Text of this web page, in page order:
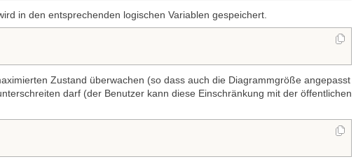
in den entsprechenden logischen Variablen gespeichert.
Zustand überwachen (so dass auch die Diagrammgröße angepasst
darf (der Benutzer kann diese Einschränkung mit der öffentlichen